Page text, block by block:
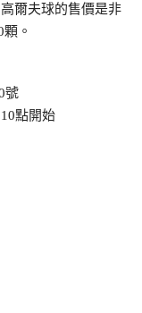
爾夫球的售價是非
。
號
點開始